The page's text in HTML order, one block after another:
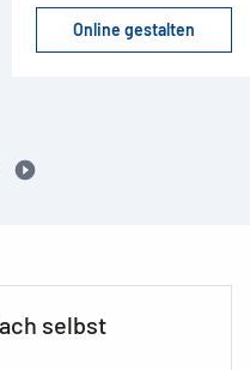
Online gestalten
selbst